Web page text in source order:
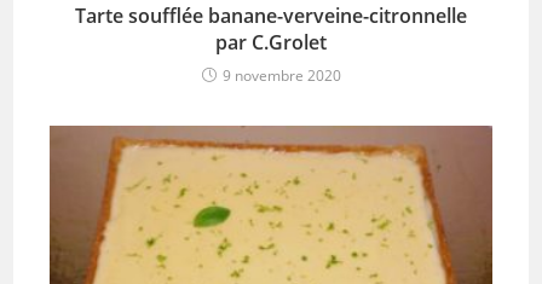
Tarte soufflée banane-verveine-citronnelle
par C.Grolet
9 novembre 2020